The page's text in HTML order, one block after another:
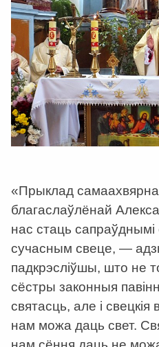
«Прыклад
благаслаўлёнай
нас стаць сапраўднымі
сучасным свеце, —
падкрэсліўшы, што не
сёстры законныя
святасць, але і свецкія
нам можа даць свет.